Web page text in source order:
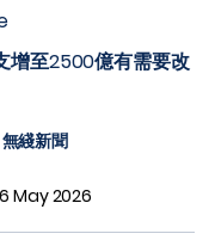
增至2500億有需要改
無綫新聞
May 2026